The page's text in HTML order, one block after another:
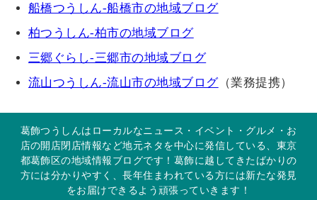
船橋つうしん-船橋市の地域ブログ
柏つうしん-柏市の地域ブログ
三郷ぐらし-三郷市の地域ブログ
流山つうしん-流山市の地域ブログ（業務提携）
葛飾つうしんはローカルなニュース・イベント・グルメ・お
店の開店閉店情報など地元ネタを中心に発信している、東京
都葛飾区の地域情報ブログです！葛飾に越してきたばかりの
方には分かりやすく、長年住まわれている方には新たな発見
をお届けできるよう頑張っていきます！